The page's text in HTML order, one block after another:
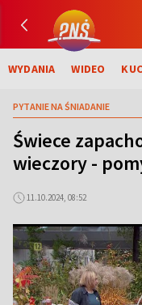
WYDANIA WIDEO
PYTANIE NA ŚNIADANIE
Świece
wieczory -
11.10.2024, 08:52